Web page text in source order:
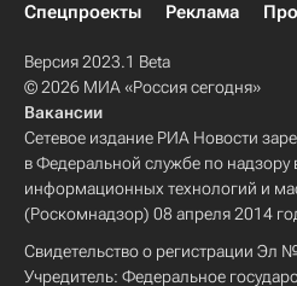
Спецпроекты
Реклама
Версия 2023.1 Beta
© 2026 МИА «Россия сегодня»
Вакансии
Сетевое издание РИА Новости
в Федеральной службе по надзору
информационных технологий и
(Роскомнадзор) 08 апреля 2014
Свидетельство о регистрации
Учредитель: Федеральное